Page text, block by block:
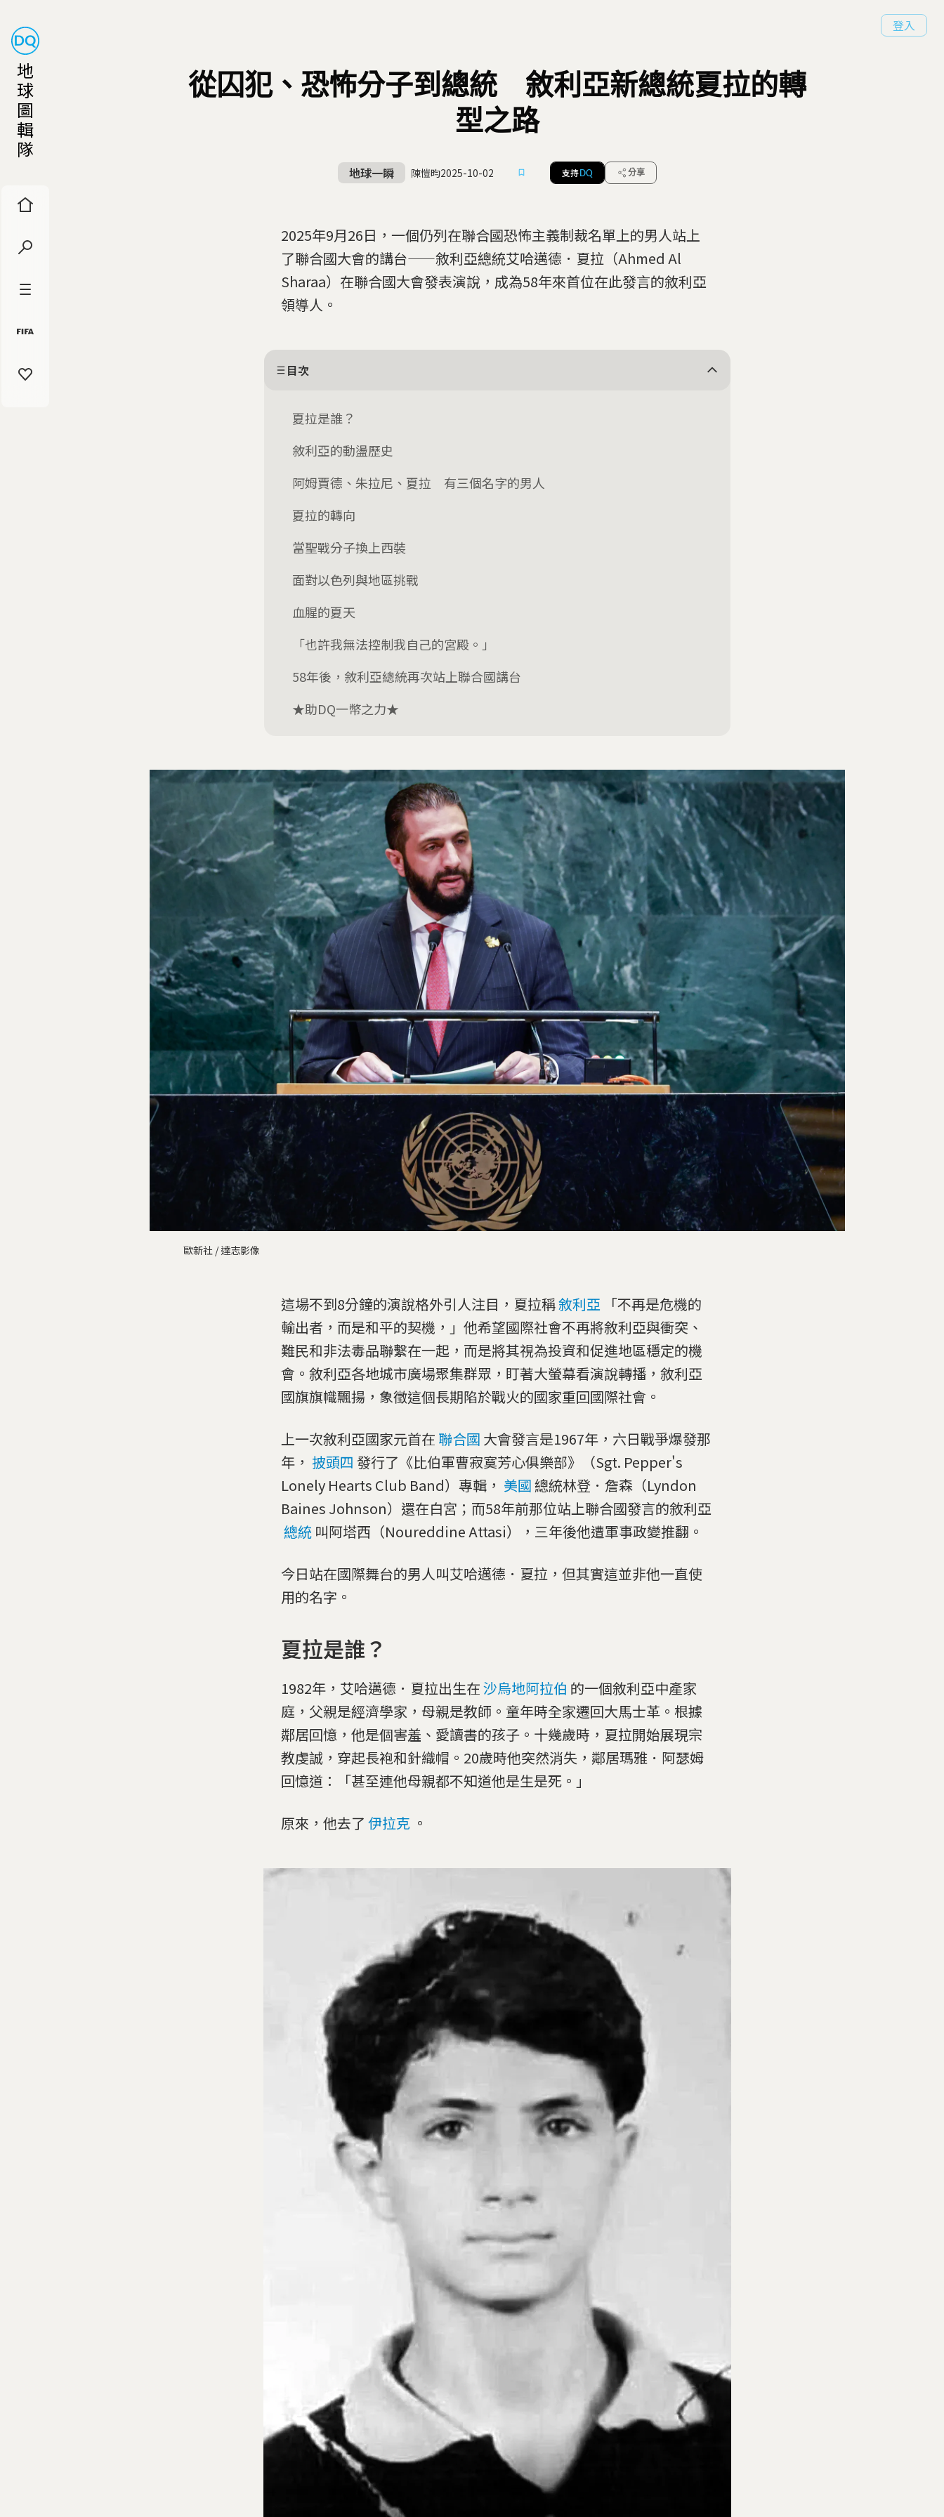
地
球
圖
輯
隊
登入
從囚犯、恐怖分子到總統 敘利亞新總統夏拉的轉
型之路
地球一瞬 陳愷昀2025-10-02 支持 DQ 分享
2025年9月26日，一個仍列在聯合國恐怖主義制裁名單上的男人站上
了聯合國大會的講台——敘利亞總統艾哈邁德．夏拉（Ahmed Al
Sharaa）在聯合國大會發表演說，成為58年來首位在此發言的敘利亞
領導人。
目次
夏拉是誰？
敘利亞的動盪歷史
阿姆賈德、朱拉尼、夏拉 有三個名字的男人
夏拉的轉向
當聖戰分子換上西裝
面對以色列與地區挑戰
血腥的夏天
「也許我無法控制我自己的宮殿。」
58年後，敘利亞總統再次站上聯合國講台
★助DQ一幣之力★
歐新社 / 達志影像
這場不到8分鐘的演說格外引人注目，夏拉稱敘利亞
「不再是危機的
輸出者，而是和平的契機，」他希望國際社會不再將敘利亞與衝突、
難民和非法毒品聯繫在一起，而是將其視為投資和促進地區穩定的機
會。敘利亞各地城市廣場聚集群眾，盯著大螢幕看演說轉播，敘利亞
國旗旗幟飄揚，象徵這個長期陷於戰火的國家重回國際社會。
上一次敘利亞國家元首在 聯合國 大會發言是1967年，六日戰爭爆發那
年， 披頭四 發行了《比伯軍曹寂寞芳心俱樂部》（Sgt. Pepper's
Lonely Hearts Club Band）專輯， 美國總統林登．詹森（Lyndon
Baines Johnson）還在白宮；而58年前那位站上聯合國發言的敘利亞
總統 叫阿塔西（Noureddine Attasi），三年後他遭軍事政變推翻。
今日站在國際舞台的男人叫艾哈邁德．夏拉，但其實這並非他一直使
用的名字。
夏拉是誰？
1982年，艾哈邁德．夏拉出生在沙烏地阿拉伯 的一個敘利亞中產家
庭，父親是經濟學家，母親是教師。童年時全家遷回大馬士革。根據
鄰居回憶，他是個害羞、愛讀書的孩子。十幾歲時，夏拉開始展現宗
教虔誠，穿起長袍和針織帽。20歲時他突然消失，鄰居瑪雅．阿瑟姆
回憶道：「甚至連他母親都不知道他是生是死。」
原來，他去了 伊拉克 。